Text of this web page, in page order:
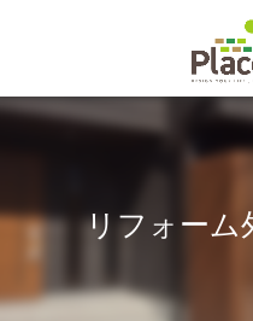
リフォーム